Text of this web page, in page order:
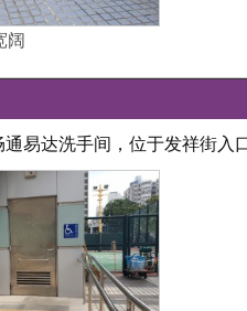
阔
易达洗手间，位于发祥街入